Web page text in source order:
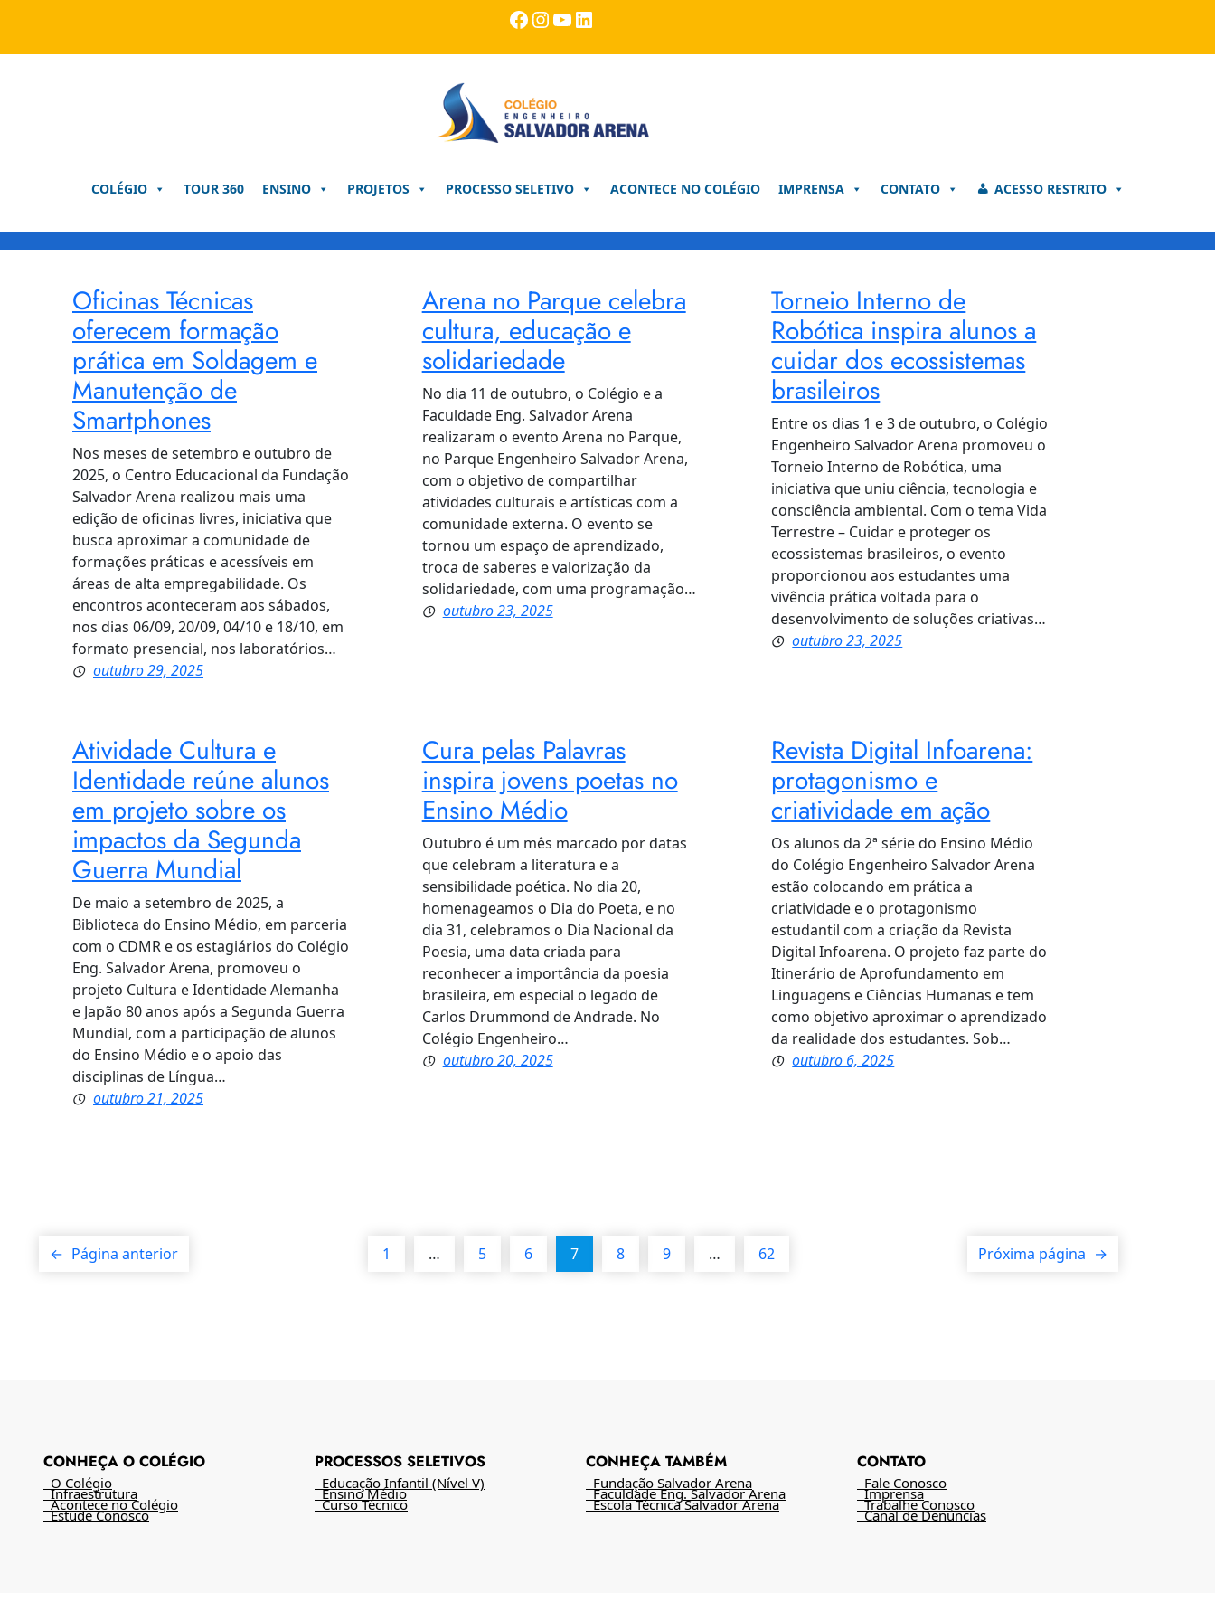
o
Facebook
Instagram
Youtube
LinkedIn
COLÉGIO TOUR 360 ENSINO PROJETOS PROCESSO SELETIVO ACONTECE NO COLÉGIO IMPRENSA CONTATO ACESSO RESTRITO
Oficinas Técnicas
oferecem formação
prática em Soldagem e
Manutenção de
Smartphones
Nos meses de setembro e outubro de
2025, o Centro Educacional da Fundação
Salvador Arena realizou mais uma
edição de oficinas livres, iniciativa que
busca aproximar a comunidade de
formações práticas e acessíveis em
áreas de alta empregabilidade. Os
encontros aconteceram aos sábados,
nos dias 06/09, 20/09, 04/10 e 18/10, em
formato presencial, nos laboratórios…
outubro 29, 2025
Arena no Parque celebra
cultura, educação e
solidariedade
No dia 11 de outubro, o Colégio e a
Faculdade Eng. Salvador Arena
realizaram o evento Arena no Parque,
no Parque Engenheiro Salvador Arena,
com o objetivo de compartilhar
atividades culturais e artísticas com a
comunidade externa. O evento se
tornou um espaço de aprendizado,
troca de saberes e valorização da
solidariedade, com uma programação…
outubro 23, 2025
Torneio Interno de
Robótica inspira alunos a
cuidar dos ecossistemas
brasileiros
Entre os dias 1 e 3 de outubro, o Colégio
Engenheiro Salvador Arena promoveu o
Torneio Interno de Robótica, uma
iniciativa que uniu ciência, tecnologia e
consciência ambiental. Com o tema Vida
Terrestre – Cuidar e proteger os
ecossistemas brasileiros, o evento
proporcionou aos estudantes uma
vivência prática voltada para o
desenvolvimento de soluções criativas…
outubro 23, 2025
Atividade Cultura e
Identidade reúne alunos
em projeto sobre os
impactos da Segunda
Guerra Mundial
De maio a setembro de 2025, a
Biblioteca do Ensino Médio, em parceria
com o CDMR e os estagiários do Colégio
Eng. Salvador Arena, promoveu o
projeto Cultura e Identidade Alemanha
e Japão 80 anos após a Segunda Guerra
Mundial, com a participação de alunos
do Ensino Médio e o apoio das
disciplinas de Língua…
outubro 21, 2025
Cura pelas Palavras
inspira jovens poetas no
Ensino Médio
Outubro é um mês marcado por datas
que celebram a literatura e a
sensibilidade poética. No dia 20,
homenageamos o Dia do Poeta, e no
dia 31, celebramos o Dia Nacional da
Poesia, uma data criada para
reconhecer a importância da poesia
brasileira, em especial o legado de
Carlos Drummond de Andrade. No
Colégio Engenheiro…
outubro 20, 2025
Revista Digital Infoarena:
protagonismo e
criatividade em ação
Os alunos da 2ª série do Ensino Médio
do Colégio Engenheiro Salvador Arena
estão colocando em prática a
criatividade e o protagonismo
estudantil com a criação da Revista
Digital Infoarena. O projeto faz parte do
Itinerário de Aprofundamento em
Linguagens e Ciências Humanas e tem
como objetivo aproximar o aprendizado
da realidade dos estudantes. Sob…
outubro 6, 2025
← Página anterior 1 … 5 6 7 8 9 … 62 Próxima página →
CONHEÇA O COLÉGIO
O Colégio
Infraestrutura
Acontece no Colégio
Estude Conosco
PROCESSOS SELETIVOS
Educação Infantil (Nível V)
Ensino Médio
Curso Técnico
CONHEÇA TAMBÉM
Fundação Salvador Arena
Faculdade Eng. Salvador Arena
Escola Técnica Salvador Arena
CONTATO
Fale Conosco
Imprensa
Trabalhe Conosco
Canal de Denúncias